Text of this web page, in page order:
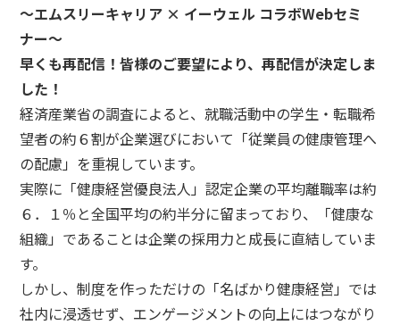
～エムスリーキャリア × イーウェル コラボWebセミ
ナー～
早くも再配信！皆様のご要望により、再配信が決定しま
した！
経済産業省の調査によると、就職活動中の学生・転職希
望者の約６割が企業選びにおいて「従業員の健康管理へ
の配慮」を重視しています。
実際に「健康経営優良法人」認定企業の平均離職率は約
６．１％と全国平均の約半分に留まっており、「健康な
組織」であることは企業の採用力と成長に直結していま
す。
しかし、制度を作っただけの「名ばかり健康経営」では
社内に浸透せず、エンゲージメントの向上にはつながり